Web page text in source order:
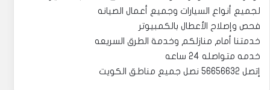
لجميع أنواع السيارات وجميع أعمال الصيانه
فحص وإصلاح الأعطال بالكمبيوتر
خدمتنا أمام منازلكم وخدمة الطرق السريعه
خدمه متواصله 24 ساعه
إتصل 56656632 نصل جميع مناطق الكويت